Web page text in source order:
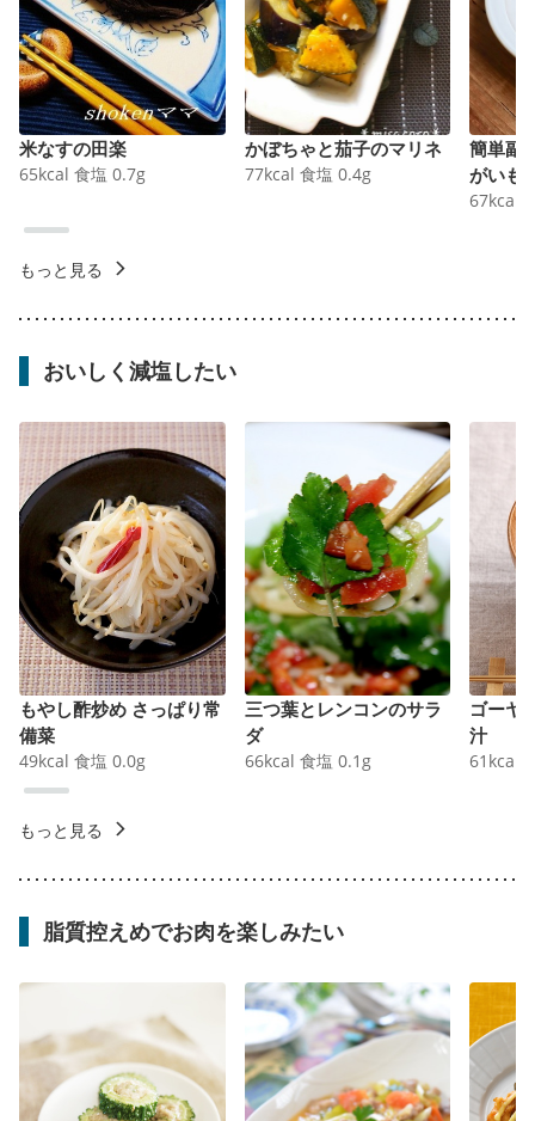
米なすの田楽
65kcal 食塩 0.7g
かぼちゃと茄子のマリネ
77kcal 食塩 0.4g
簡単副
がいも
67kcal
もっと見る
おいしく減塩したい
もやし酢炒め さっぱり常
備菜
49kcal 食塩 0.0g
三つ葉とレンコンのサラ
ダ
66kcal 食塩 0.1 g
ゴーヤ
汁
61 kcal
もっと見る
脂質控えめでお肉を楽しみたい